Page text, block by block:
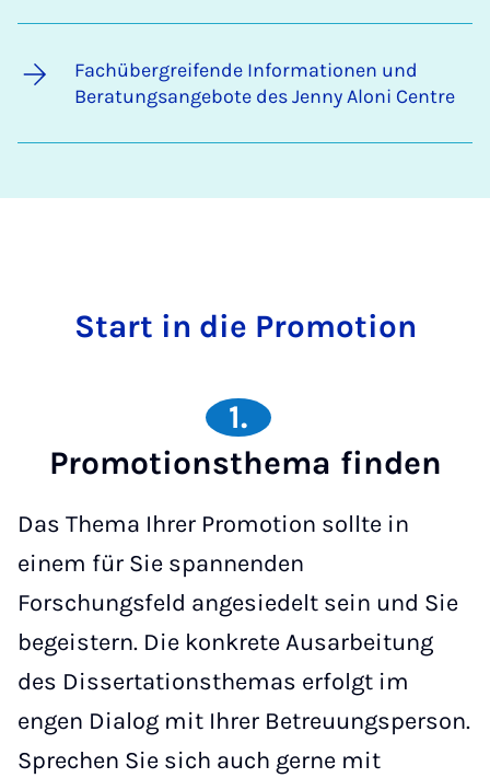
Fachübergreifende Informationen und
Beratungsangebote des Jenny Aloni Centre
Start in die Pro­mo­ti­on
1.
Promotionsthema finden
Das Thema Ihrer Promotion sollte in
einem für Sie spannenden
Forschungsfeld angesiedelt sein und Sie
begeistern. Die konkrete Ausarbeitung
des Dissertationsthemas erfolgt im
engen Dialog mit Ihrer Betreuungsperson.
Sprechen Sie sich auch gerne mit